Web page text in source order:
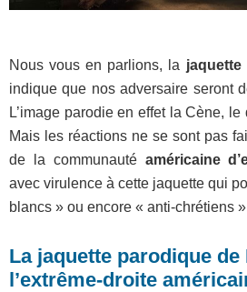
Nous vous en parlions, la jaquette
indique que nos adversaire seront
L’image parodie en effet la Cène,
Mais les réactions ne se sont pas
de la communauté américaine
avec virulence à cette jaquette qui
blancs » ou encore « anti-chrétiens
La jaquette parodique de
l’extrême-droite